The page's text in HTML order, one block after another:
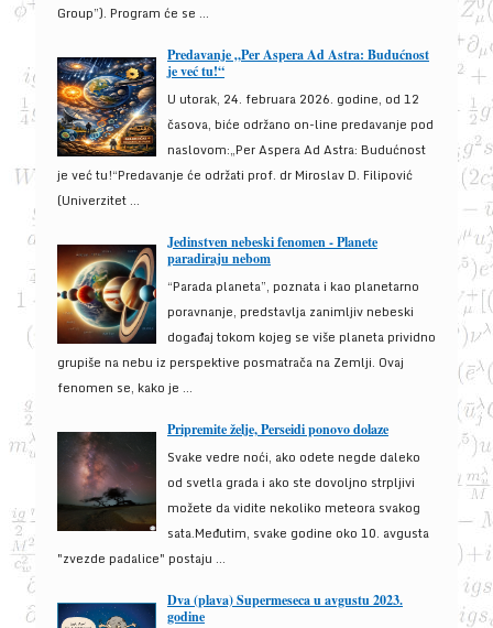
Group”). Program će se ...
Predavanje „Per Aspera Ad Astra: Budućnost
je već tu!“
U utorak, 24. februara 2026. godine, od 12
časova, biće održano on-line predavanje pod
naslovom:„Per Aspera Ad Astra: Budućnost
je već tu!“Predavanje će održati prof. dr Miroslav D. Filipović
(Univerzitet ...
Jedinstven nebeski fenomen - Planete
paradiraju nebom
“Parada planeta”, poznata i kao planetarno
poravnanje, predstavlja zanimljiv nebeski
događaj tokom kojeg se više planeta prividno
grupiše na nebu iz perspektive posmatrača na Zemlji. Ovaj
fenomen se, kako je ...
Pripremite želje, Perseidi ponovo dolaze
Svake vedre noći, ako odete negde daleko
od svetla grada i ako ste dovoljno strpljivi
možete da vidite nekoliko meteora svakog
sata.Međutim, svake godine oko 10. avgusta
"zvezde padalice" postaju ...
Dva (plava) Supermeseca u avgustu 2023.
godine